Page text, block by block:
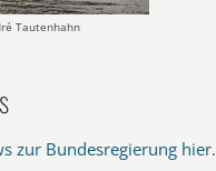
Tautenhahn
zur Bundesregierung hier.